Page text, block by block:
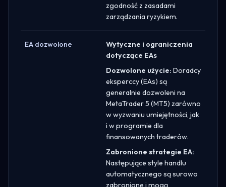
zgodność z zasadami
zarządzania ryzykiem.
EA dozwolone
Wytyczne i ograniczenia
dotyczące EAs
Dozwolone użycie: Doradcy
eksperccy (EAs) są
generalnie dozwoleni na
MetaTrader 5 (MT5) zarówno
w wyzwaniu umiejętności, jak
i w programie dla
finansowanych traderów.
Zabronione strategie EA:
Następujące style handlu
automatycznego są surowo
zabronione i mogą